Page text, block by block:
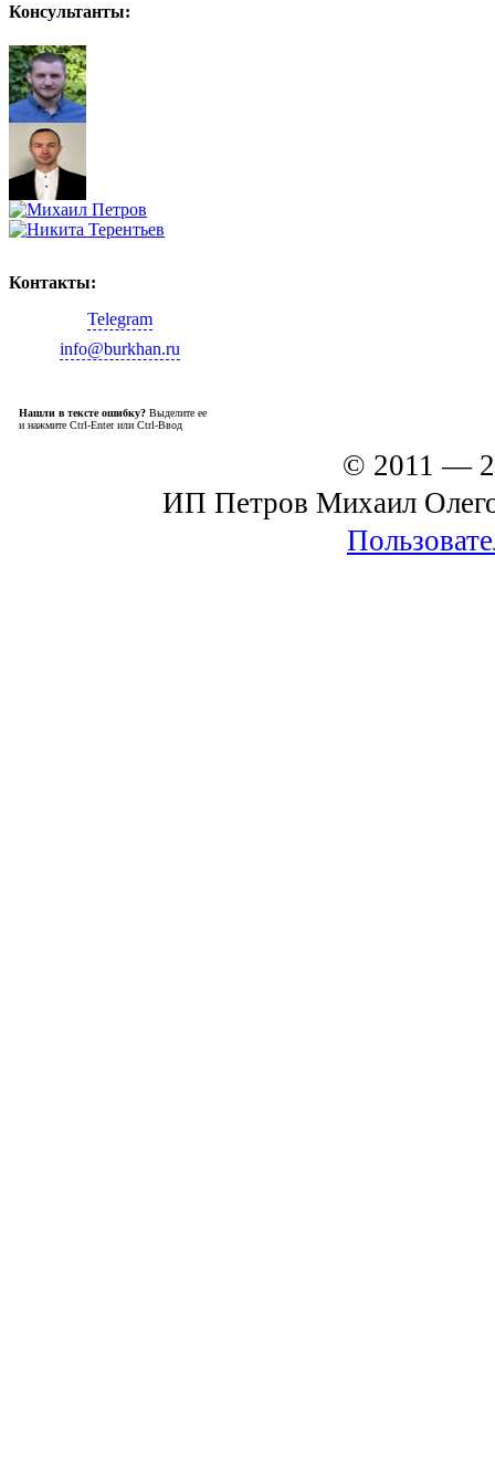
Консультанты:
Контакты:
Telegram
info@burkhan.ru
Нашли в тексте ошибку? Выделите ее
и нажмите Ctrl-Enter или Ctrl-Ввод
© 2011 —
ИП Петров Михаил